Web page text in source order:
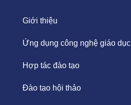
Giới thiệu
Ứng dụng công nghệ giáo dục
Hợp tác đào tạo
Đào tạo hội thảo